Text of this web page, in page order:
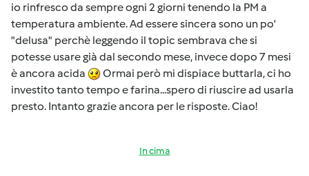
io rinfresco da sempre ogni 2 giorni tenendo la PM a
temperatura ambiente. Ad essere sincera sono un po'
"delusa" perchè leggendo il topic sembrava che si
potesse usare già dal secondo mese, invece dopo 7 mesi
è ancora acida
Ormai però mi dispiace buttarla, ci ho
investito tanto tempo e farina...spero di riuscire ad usarla
presto. Intanto grazie ancora per le risposte. Ciao!
In cima